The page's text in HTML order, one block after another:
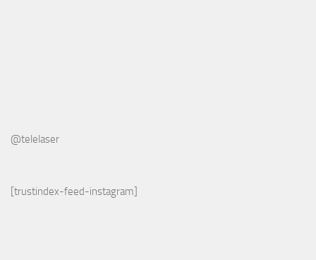
@telelaser
[trustindex-feed-instagram]